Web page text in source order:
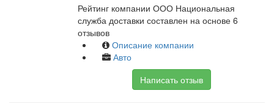
Рейтинг компании ООО Национальная
служба доставки составлен на основе 6
отзывов
Описание компании
Авто
Написать отзыв